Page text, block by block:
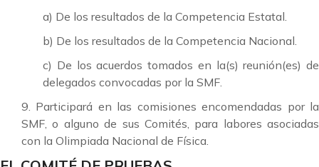
a) De los resultados de la Competencia Estatal.
b) De los resultados de la Competencia Nacional.
c) De los acuerdos tomados en la(s) reunión(es) de
delegados convocadas por la SMF.
9. Participará en las comisiones encomendadas por la
SMF, o alguno de sus Comités, para labores asociadas
con la Olimpiada Nacional de Física.